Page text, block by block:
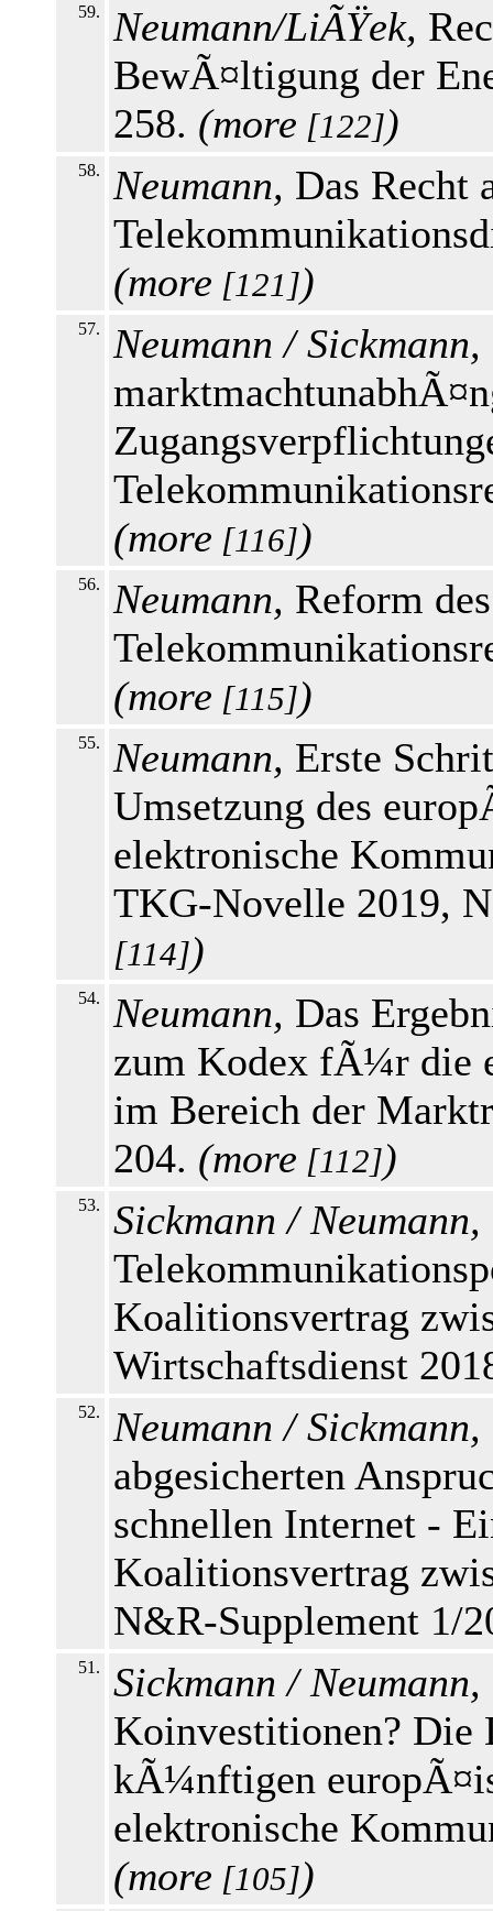
59. Neumann/LiÃŸek,
BewÃ¤ltigung der
258. (more [122])
58. Neumann, Das Recht
(more [121])
57. Neumann / Sickmann,
(more [116])
56. Neumann, Reform
(more [115])
55. Neumann, Erste
Umsetzung des
elektronische
TKG-Novelle 2019,
[114])
54. Neumann, Das
zum Kodex fÃ¼r die
im Bereich der
204. (more [112])
53. Sickmann / Neumann,
Koalitionsvertrag
Wirtschaftsdienst
52. Neumann / Sickmann,
abgesicherten
schnellen Internet -
Koalitionsvertrag
N&R-Supplement 1/
51. Sickmann / Neumann,
Koinvestitionen? Die
kÃ¼nftigen
elektronische
(more [105])